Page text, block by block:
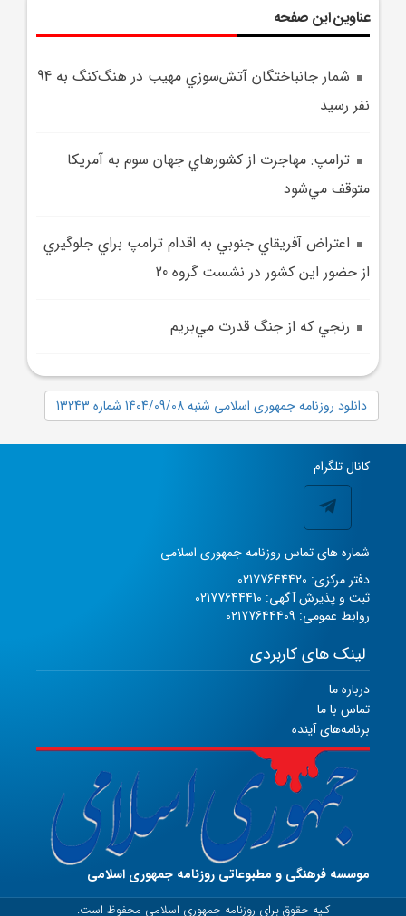
عناوین این صفحه
شمار جانباختگان آتش‌سوزي مهيب در هنگ‌کنگ به 94
نفر رسيد
ترامپ: مهاجرت از کشورهاي جهان سوم به آمريکا
متوقف مي‌شود
اعتراض آفريقاي جنوبي به اقدام ترامپ براي جلوگيري
از حضور اين کشور در نشست گروه 20
رنجي که از جنگ قدرت مي‌بريم
دانلود روزنامه جمهوری اسلامی شنبه 1404/09/08 شماره 13243
کانال تلگرام
شماره های تماس روزنامه جمهوری اسلامی
دفتر مرکزی: 02177644420
ثبت و پذیرش آگهی: 02177644410
روابط عمومی: 02177644409
لینک های کاربردی
درباره ما
تماس با ما
برنامه‌های آینده
موسسه فرهنگی و مطبوعاتی روزنامه جمهوری اسلامی
کلیه حقوق برای روزنامه جمهوری اسلامی محفوظ است.